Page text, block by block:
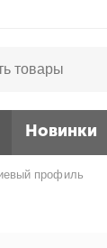
Новинки
профиль